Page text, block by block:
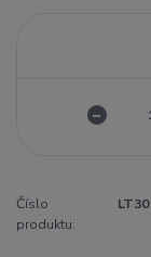
Číslo
produktu:
LT30